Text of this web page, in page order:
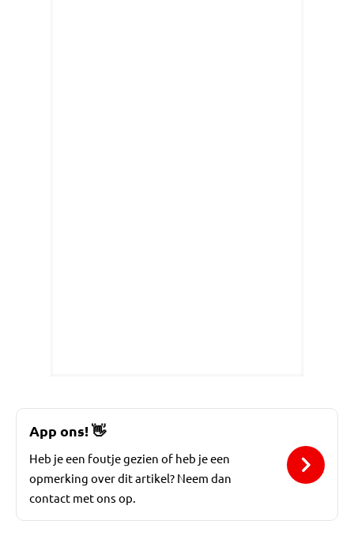
App ons!👋
Heb je een foutje gezien of heb je een
opmerking over dit artikel? Neem dan
contact met ons op.